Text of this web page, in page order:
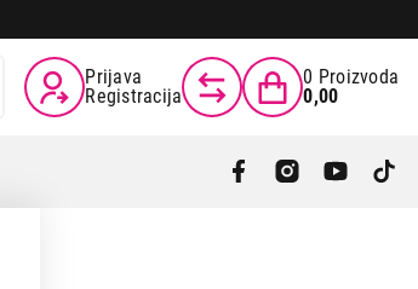
Prijava
Registracija
0 Proizvoda
0,00